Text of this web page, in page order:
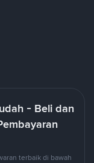
- Beli dan
terbaik di bawah